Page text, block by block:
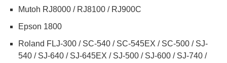
Mutoh RJ8000 / RJ8100 / RJ900C
Epson 1800
Roland FLJ-300 / SC-540 / SC-545EX / SC-500 / SJ-
540 / SJ-640 / SJ-645EX / SJ-500 / SJ-600 / SJ-740 /